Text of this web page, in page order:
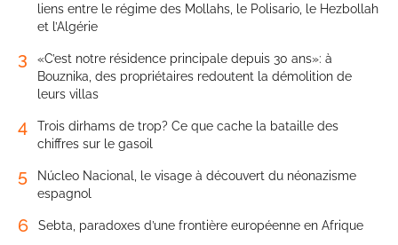
liens entre le régime des Mollahs, le Polisario, le Hezbollah
et l’Algérie
3
«C’est notre résidence principale depuis 30 ans»: à
Bouznika, des propriétaires redoutent la démolition de
leurs villas
4
Trois dirhams de trop? Ce que cache la bataille des
chiffres sur le gasoil
5
Núcleo Nacional, le visage à découvert du néonazisme
espagnol
6 Sebta, paradoxes d’une frontière européenne en Afrique